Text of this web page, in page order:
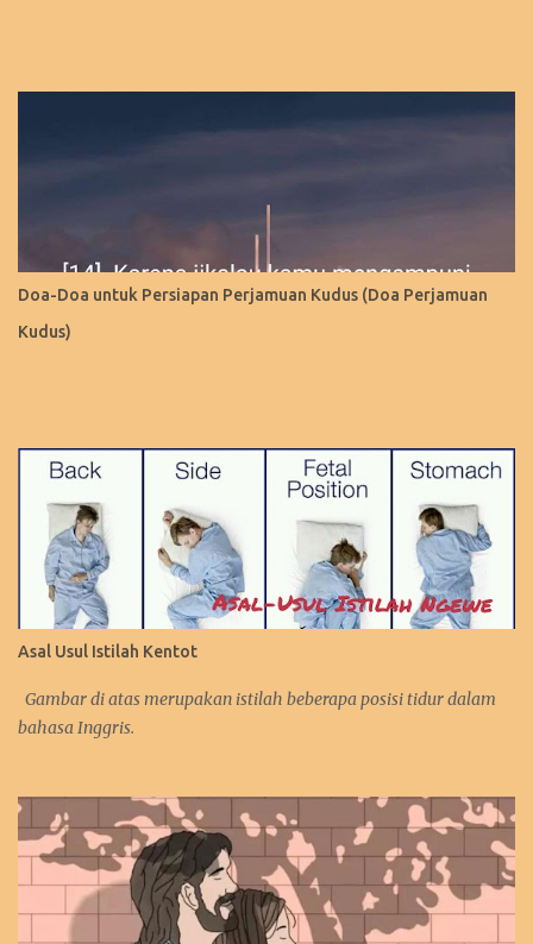
Doa-Doa untuk Persiapan Perjamuan Kudus (Doa Perjamuan
Kudus)
Asal Usul Istilah Kentot
Gambar di atas merupakan istilah beberapa posisi tidur dalam
bahasa Inggris.